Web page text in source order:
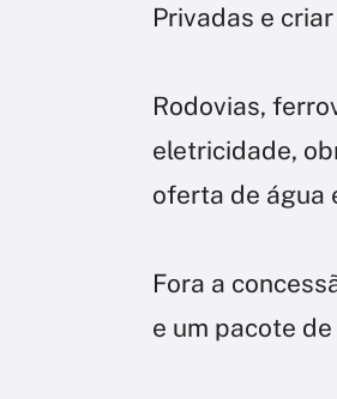
Privadas e
Rodovias,
eletricidade,
oferta de água
Fora a
e um pacote